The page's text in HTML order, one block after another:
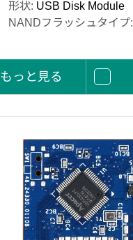
形状: USB Disk Module
NANDフラッシュタイプ:
もっと見る